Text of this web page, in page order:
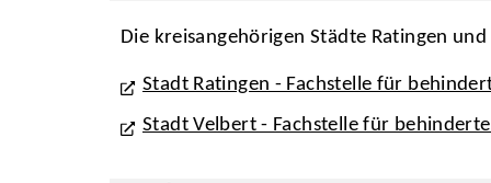
Die kreisangehörigen Städte Ratingen
Stadt Ratingen - Fachstelle für
Stadt Velbert - Fachstelle für